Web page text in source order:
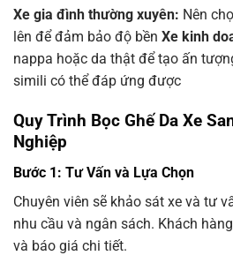
Xe gia đình thường xuyên: Nên
lên để đảm bảo độ bền Xe kinh
nappa hoặc da thật để tạo ấn
simili có thể đáp ứng được
Quy Trình Bọc Ghế Da Xe
Nghiệp
Bước 1: Tư Vấn và Lựa Chọn
Chuyên viên sẽ khảo sát xe và tư
nhu cầu và ngân sách. Khách
và báo giá chi tiết.